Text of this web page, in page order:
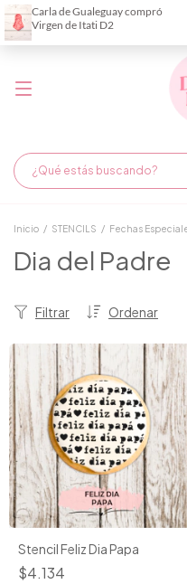
Demora de
Inicio / STENCILS / Fechas
Dia del Padre
Ordenar
Filtrar
Stencil Feliz Dia Papa
$4.134